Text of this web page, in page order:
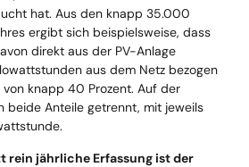
hat. Aus den knapp 35.000
ergibt sich beispielsweise, dass
direkt aus der PV-Anlage
aus dem Netz bezogen
knapp 40 Prozent. Auf der
beide Anteile getrennt, mit jeweils
rein jährliche Erfassung ist der